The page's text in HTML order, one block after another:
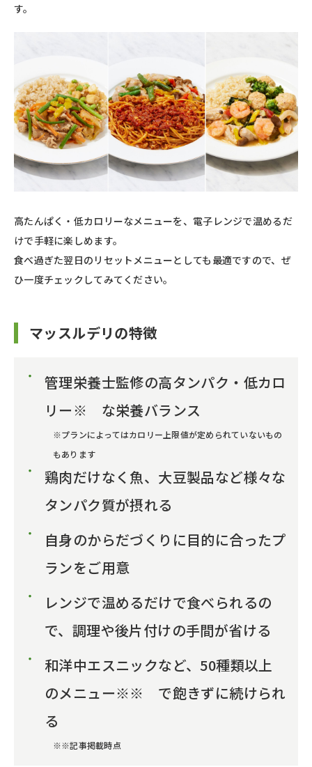
す。
高たんぱく・低カロリーなメニューを、電子レンジで温めるだ
けで手軽に楽しめます。
食べ過ぎた翌日のリセットメニューとしても最適ですので、ぜ
ひ一度チェックしてみてください。
マッスルデリの特徴
管理栄養士監修の高タンパク・低カロ
リー※ な栄養バランス
※プランによってはカロリー上限値が定められていないもの
もあります
鶏肉だけなく魚、大豆製品など様々な
タンパク質が摂れる
自身のからだづくりに目的に合ったプ
ランをご用意
レンジで温めるだけで食べられるの
で、調理や後片付けの手間が省ける
和洋中エスニックなど、50種類以上
のメニュー※※ で飽きずに続けられ
る
※※記事掲載時点